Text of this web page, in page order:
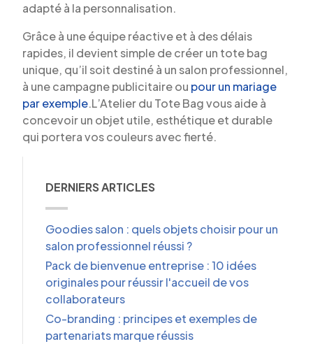
adapté à la personnalisation.
Grâce à une équipe réactive et à des délais
rapides, il devient simple de créer un tote bag
unique, qu’il soit destiné à un salon professionnel,
à une campagne publicitaire ou pour un mariage
par exemple.L’Atelier du Tote Bag vous aide à
concevoir un objet utile, esthétique et durable
qui portera vos couleurs avec fierté.
DERNIERS ARTICLES
Goodies salon : quels objets choisir pour un
salon professionnel réussi ?
Pack de bienvenue entreprise : 10 idées
originales pour réussir l'accueil de vos
collaborateurs
Co-branding : principes et exemples de
partenariats marque réussis